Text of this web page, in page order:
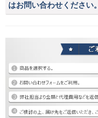
はお問い合わせください。